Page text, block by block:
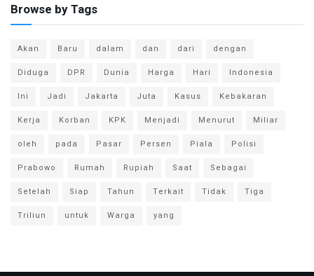
Browse by Tags
Akan Baru dalam dan dari
dengan
Diduga
DPR Dunia Harga Hari
Indonesia
Ini
Jadi Jakarta Juta Kasus
Kebakaran
Kerja
Korban KPK Menjadi Menurut
Miliar
oleh
pada Pasar Persen Piala
Polisi
Prabowo
Rumah Rupiah Saat
Sebagai
Setelah
Siap Tahun Terkait Tidak
Tiga
Triliun
untuk Warga yang